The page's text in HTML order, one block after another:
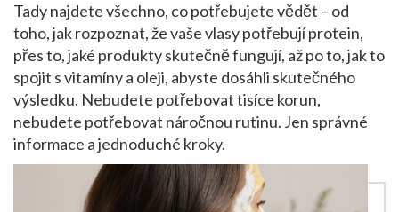
Tady najdete všechno, co potřebujete vědět – od
toho, jak rozpoznat, že vaše vlasy potřebují protein,
přes to, jaké produkty skutečně fungují, až po to, jak to
spojit s vitamíny a oleji, abyste dosáhli skutečného
výsledku. Nebudete potřebovat tisíce korun,
nebudete potřebovat náročnou rutinu. Jen správné
informace a jednoduché kroky.